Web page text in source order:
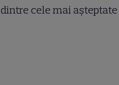
dintre cele mai